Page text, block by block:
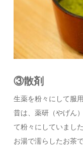
③散剤
生薬を粉々にして服
昔は、薬研（やげん
て粉々にしていました
お湯で濡らしたお茶